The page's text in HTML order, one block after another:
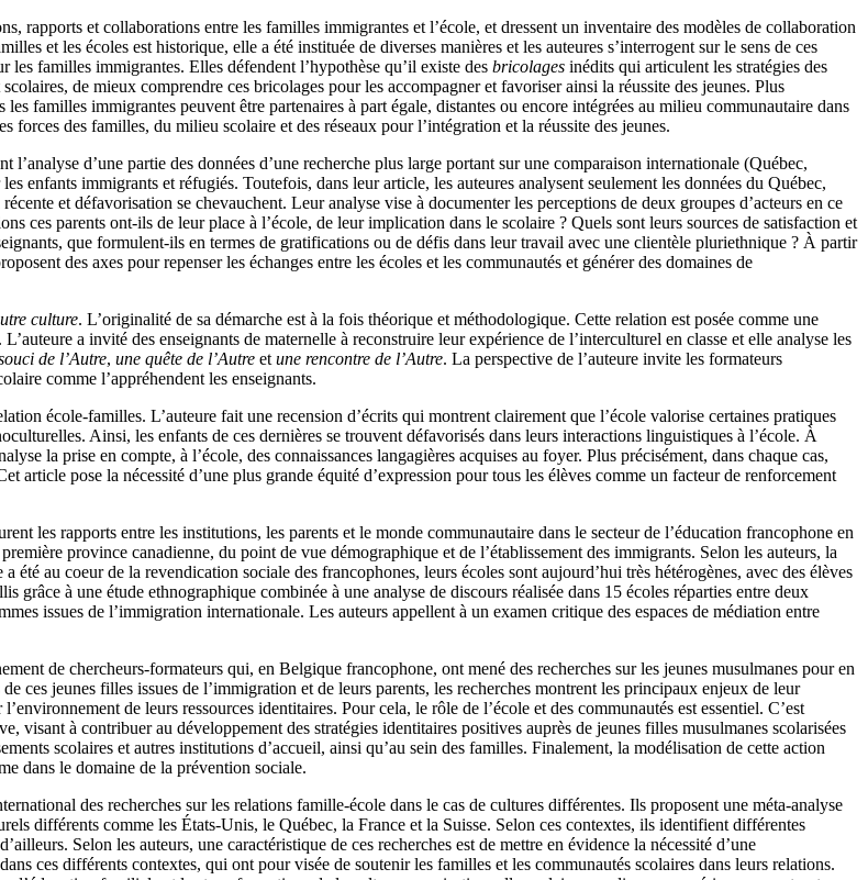
rapports et collaborations entre les familles immigrantes et l’école, et dressent un inventaire des modèles de collaboration
et les écoles est historique, elle a été instituée de diverses manières et les auteures s’interrogent sur le sens de ces
familles immigrantes. Elles défendent l’hypothèse qu’il existe des bricolages inédits qui articulent les stratégies des
de mieux comprendre ces bricolages pour les accompagner et favoriser ainsi la réussite des jeunes. Plus
familles immigrantes peuvent être partenaires à part égale, distantes ou encore intégrées au milieu communautaire dans
forces des familles, du milieu scolaire et des réseaux pour l’intégration et la réussite des jeunes.
l’analyse d’une partie des données d’une recherche plus large portant sur une comparaison internationale (Québec,
enfants immigrants et réfugiés. Toutefois, dans leur article, les auteures analysent seulement les données du Québec,
et défavorisation se chevauchent. Leur analyse vise à documenter les perceptions de deux groupes d’acteurs en ce
ces parents ont-ils de leur place à l’école, de leur implication dans le scolaire ? Quels sont leurs sources de satisfaction et
que formulent-ils en termes de gratifications ou de défis dans leur travail avec une clientèle pluriethnique ? À partir
des axes pour repenser les échanges entre les écoles et les communautés et générer des domaines de
culture. L’originalité de sa démarche est à la fois théorique et méthodologique. Cette relation est posée comme une
a invité des enseignants de maternelle à reconstruire leur expérience de l’interculturel en classe et elle analyse les
de l’Autre, une quête de l’Autre et une rencontre de l’Autre. La perspective de l’auteure invite les formateurs
comme l’appréhendent les enseignants.
école-familles. L’auteure fait une recension d’écrits qui montrent clairement que l’école valorise certaines pratiques
Ainsi, les enfants de ces dernières se trouvent défavorisés dans leurs interactions linguistiques à l’école. À
la prise en compte, à l’école, des connaissances langagières acquises au foyer. Plus précisément, dans chaque cas,
article pose la nécessité d’une plus grande équité d’expression pour tous les élèves comme un facteur de renforcement
les rapports entre les institutions, les parents et le monde communautaire dans le secteur de l’éducation francophone en
province canadienne, du point de vue démographique et de l’établissement des immigrants. Selon les auteurs, la
été au coeur de la revendication sociale des francophones, leurs écoles sont aujourd’hui très hétérogènes, avec des élèves
grâce à une étude ethnographique combinée à une analyse de discours réalisée dans 15 écoles réparties entre deux
issues de l’immigration internationale. Les auteurs appellent à un examen critique des espaces de médiation entre
de chercheurs-formateurs qui, en Belgique francophone, ont mené des recherches sur les jeunes musulmanes pour en
ces jeunes filles issues de l’immigration et de leurs parents, les recherches montrent les principaux enjeux de leur
de leurs ressources identitaires. Pour cela, le rôle de l’école et des communautés est essentiel. C’est
visant à contribuer au développement des stratégies identitaires positives auprès de jeunes filles musulmanes scolarisées
scolaires et autres institutions d’accueil, ainsi qu’au sein des familles. Finalement, la modélisation de cette action
dans le domaine de la prévention sociale.
des recherches sur les relations famille-école dans le cas de cultures différentes. Ils proposent une méta-analyse
différents comme les États-Unis, le Québec, la France et la Suisse. Selon ces contextes, ils identifient différentes
Selon les auteurs, une caractéristique de ces recherches est de mettre en évidence la nécessité d’une
ces différents contextes, qui ont pour visée de soutenir les familles et les communautés scolaires dans leurs relations.